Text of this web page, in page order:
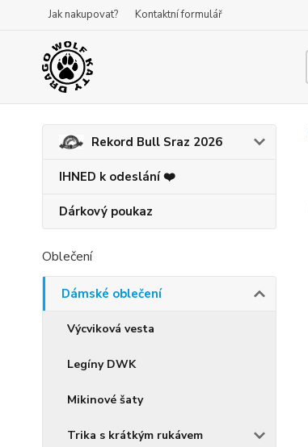
Jak nakupovat? Kontaktní formulář
Rekord Bull Sraz 2026
IHNED k odeslání ❤️
Dárkový poukaz
Oblečení
Dámské oblečení
Výcviková vesta
Legíny DWK
Mikinové šaty
Trika s krátkým rukávem